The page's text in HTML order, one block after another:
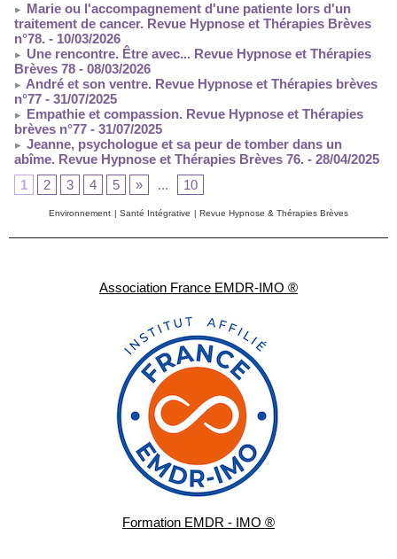
Association France EMDR-IMO ®
Formation EMDR - IMO ®
Marie ou l'accompagnement d'une patiente lors d'un
traitement de cancer. Revue Hypnose et Thérapies Brèves
n°78. - 10/03/2026
Une rencontre. Être avec... Revue Hypnose et Thérapies
Brèves 78 - 08/03/2026
André et son ventre. Revue Hypnose et Thérapies brèves
n°77 - 31/07/2025
Empathie et compassion. Revue Hypnose et Thérapies
brèves n°77 - 31/07/2025
Jeanne, psychologue et sa peur de tomber dans un
abîme. Revue Hypnose et Thérapies Brèves 76. - 28/04/2025
1
2 3 4 5 » ... 10
Environnement | Santé Intégrative | Revue Hypnose & Thérapies Brèves